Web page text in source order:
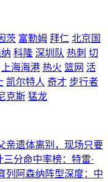
茨 富勒姆 拜仁 北京国
科隆 深圳队 热刺 切
上海海港 热火 篮网 活
凯尔特人 奇才 步行者
克斯 猛龙
亲遗体离别，现场只要
分命中率榜：特雷·
列阿森纳阵型深度：中